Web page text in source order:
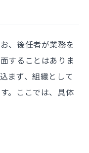
、後任者が業務を
することはありま
まず、組織として
。ここでは、具体